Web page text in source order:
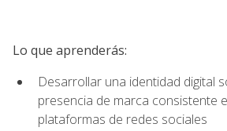
Lo que aprenderás:
Desarrollar una identidad digital
presencia de marca consistente
plataformas de redes sociales